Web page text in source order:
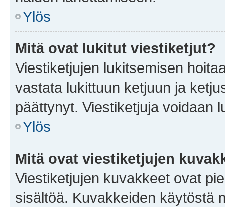
Ylös
Mitä ovat lukitut viestiketjut?
Viestiketjujen lukitsemisen
vastata lukittuun ketjuun ja
päättynyt. Viestiketjuja voidaan
Ylös
Mitä ovat viestiketjujen
Viestiketjujen kuvakkeet ovat
sisältöä. Kuvakkeiden käytöstä